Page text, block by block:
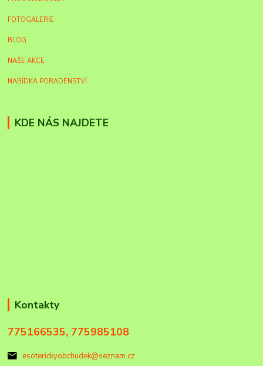
FOTOGALERIE
BLOG
NAŠE AKCE
NABÍDKA PORADENSTVÍ
KDE NÁS NAJDETE
Kontakty
775166535, 775985108
esoterickyobchudek@seznam.cz